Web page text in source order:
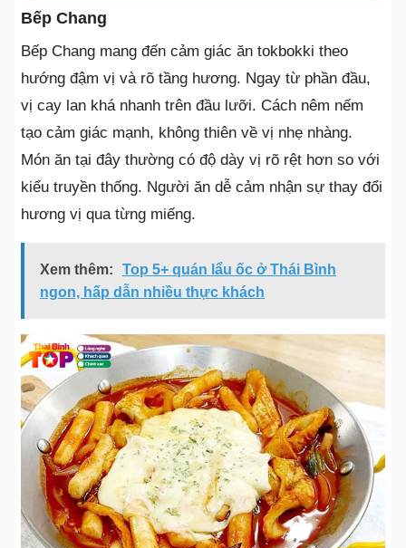
Bếp Chang
Bếp Chang mang đến cảm giác ăn tokbokki theo
hướng đậm vị và rõ tầng hương. Ngay từ phần đầu,
vị cay lan khá nhanh trên đầu lưỡi. Cách nêm nếm
tạo cảm giác mạnh, không thiên về vị nhẹ nhàng.
Món ăn tại đây thường có độ dày vị rõ rệt hơn so với
kiểu truyền thống. Người ăn dễ cảm nhận sự thay đổi
hương vị qua từng miếng.
Xem thêm:
Top 5+ quán lẩu ốc ở Thái Bình
ngon, hấp dẫn nhiều thực khách